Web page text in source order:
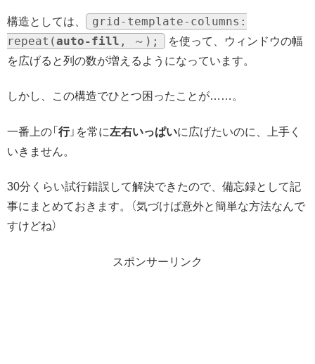
構造としては、
grid-template-columns:
repeat(auto-fill , ～);
を使って、ウィンドウの幅
を広げると列の数が増えるようになっています。
しかし、この構造でひとつ困ったことが……。
一番上の「 行」を常に左右いっぱいに広げたいのに、上手く
いきません。
30分くらい試行錯誤して解決できたので、備忘録として記
事にまとめておきます。（気づけば意外と簡単な方法なんで
すけどね）
スポンサーリンク